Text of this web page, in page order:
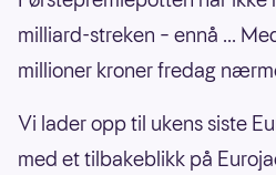
milliard-streken – ennå ...
millioner kroner fredag
Vi lader opp til ukens siste
med et tilbakeblikk på